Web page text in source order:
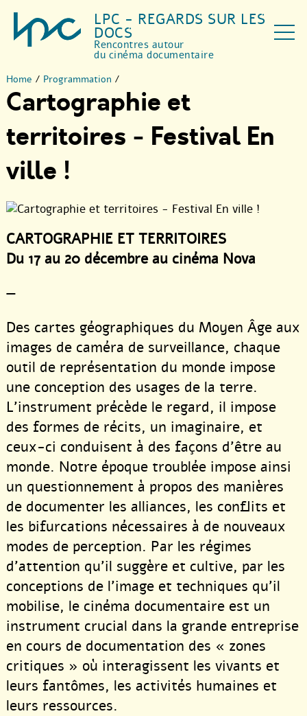
LPC - REGARDS SUR LES
DOCS
Rencontres autour
du cinéma documentaire
Home / Programmation /
Cartographie et
territoires - Festival En
ville !
CARTOGRAPHIE ET TERRITOIRES
Du 17 au 20 décembre au cinéma Nova
—
Des cartes géographiques du Moyen Âge aux
images de caméra de surveillance, chaque
outil de représentation du monde impose
une conception des usages de la terre.
L’instrument précède le regard, il impose
des formes de récits, un imaginaire, et
ceux-ci conduisent à des façons d’être au
monde. Notre époque troublée impose ainsi
un questionnement à propos des manières
de documenter les alliances, les conflits et
les bifurcations nécessaires à de nouveaux
modes de perception. Par les régimes
d’attention qu’il suggère et cultive, par les
conceptions de l’image et techniques qu’il
mobilise, le cinéma documentaire est un
instrument crucial dans la grande entreprise
en cours de documentation des « zones
critiques » où interagissent les vivants et
leurs fantômes, les activités humaines et
leurs ressources.